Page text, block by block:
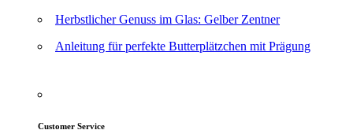
Herbstlicher Genuss im Glas: Gelber Zentner
Anleitung für perfekte Butterplätzchen mit Prägung
Customer Service